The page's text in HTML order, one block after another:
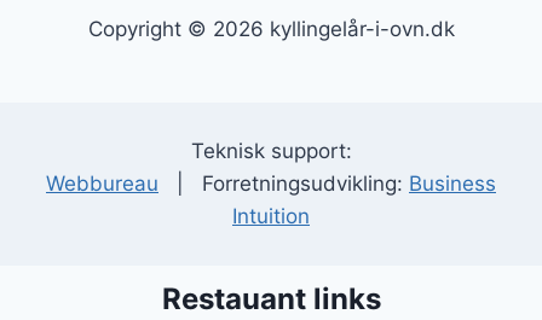
Copyright © 2026 kyllingelår-i-ovn.dk
Teknisk support:
Webbureau | Forretningsudvikling: Business
Intuition
Restauant links